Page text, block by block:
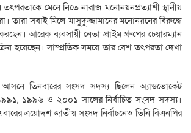
তৎপরতাকে মেনে নিতে নারাজ মনোনয়নপ্রত্যাশী স্থানীয়
তারা সবাই মিলে মাসুদুজ্জামানের মনোনয়নের বিরুদ্ধে
আরেক ব্যবসায়ী নেতা প্রাইম গ্রুপের চেয়ারম্যান
হয়েছেন। সাম্প্রতিক সময়ে তার বেশ তৎপরতা দেখা
আসনে তিনবারের সংসদ সদস্য ছিলেন অ্যাডভোকেট
১৯৯৬ ও ২০০১ সালের নির্বাচিত সংসদ সদস্য।
ত্রয়োদশ জাতীয় সংসদ নির্বাচনেও তিনি বিএনপির